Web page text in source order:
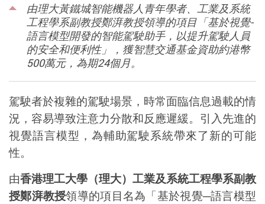
由理大黃鐵城智能機器人青年學者、工業及系統
工程學系副教授鄭湃教授領導的項目「基於視覺-
語言模型開發的智能駕駛助手，以提升駕駛人員
的安全和便利性」，獲智慧交通基金資助約港幣
500萬元，為期24個月。
駕駛者於複雜的駕駛場景，時常面臨信息過載的情
況，容易導致注意力分散和反應遲緩。引入先進的
視覺語言模型，為輔助駕駛系統帶來了新的可能
性。
由香港理工大學（理大） 工業及系統工程學系副教
授鄭湃教授領導的項目名為「基於視覺─語言模型